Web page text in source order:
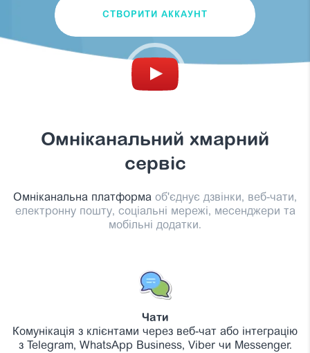
СТВОРИТИ АККАУНТ
Чати
Комунікація з клієнтами через веб-чат або інтеграцію
з Telegram, WhatsApp Business, Viber чи Messenger.
Омніканальний хмарний
сервіс
Омніканальна платформа об'єднує дзвінки, веб-чати,
електронну пошту, соціальні мережі, месенджери та
мобільні додатки.